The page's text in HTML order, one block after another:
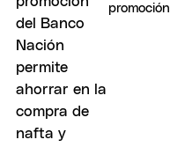
promoción